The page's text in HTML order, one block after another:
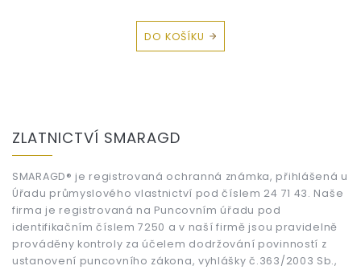
DO KOŠÍKU
ZLATNICTVÍ SMARAGD
SMARAGD® je registrovaná ochranná známka, přihlášená u
Úřadu průmyslového vlastnictví pod číslem 24 71 43. Naše
firma je registrovaná na Puncovním úřadu pod
identifikačním číslem 7250 a v naší firmě jsou pravidelně
prováděny kontroly za účelem dodržování povinností z
ustanovení puncovního zákona, vyhlášky č.363/2003 Sb.,